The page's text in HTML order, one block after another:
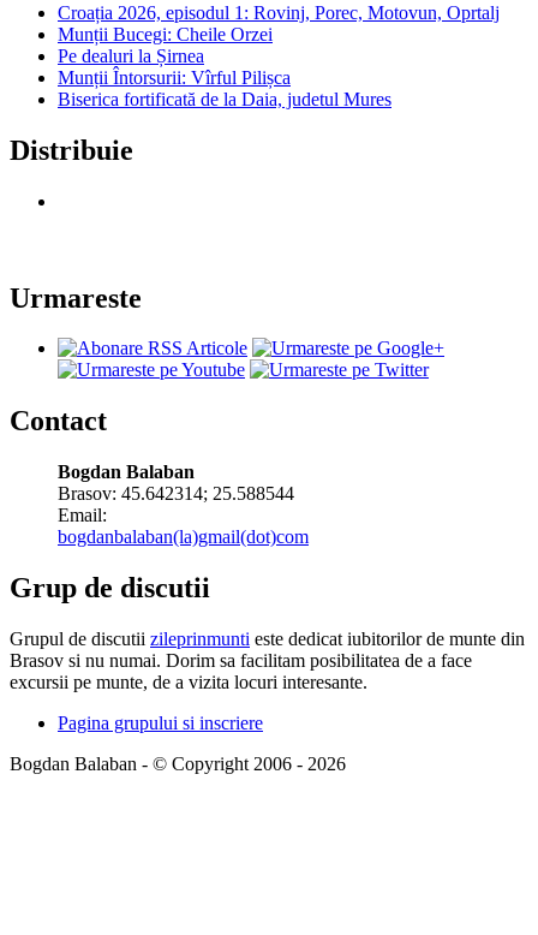
Croația 2026, episodul 1: Rovinj, Porec, Motovun, Oprtalj
Munții Bucegi: Cheile Orzei
Pe dealuri la Șirnea
Munții Întorsurii: Vîrful Pilișca
Biserica fortificată de la Daia, judetul Mures
Distribuie
Urmareste
Contact
Bogdan Balaban
Brasov: 45.642314; 25.588544
Email:
bogdanbalaban(la)gmail(dot)com
Grup de discutii
Grupul de discutii zileprinmunti este dedicat iubitorilor de munte din
Brasov si nu numai. Dorim sa facilitam posibilitatea de a face
excursii pe munte, de a vizita locuri interesante.
Pagina grupului si inscriere
Bogdan Balaban - © Copyright 2006 - 2026